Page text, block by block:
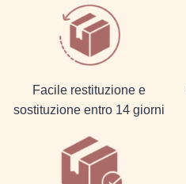
Facile restituzione e
sostituzione entro 14 giorni